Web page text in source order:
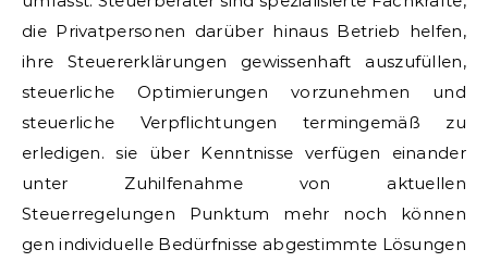
die Privatpersonen darüber hinaus Betrieb helfen,
ihre Steuererklärungen gewissenhaft auszufüllen,
steuerliche Optimierungen vorzunehmen und
steuerliche Verpflichtungen termingemäß zu
erledigen. sie über Kenntnisse verfügen einander
unter Zuhilfenahme von aktuellen
Steuerregelungen Punktum mehr noch können
gen individuelle Bedürfnisse abgestimmte Lösungen